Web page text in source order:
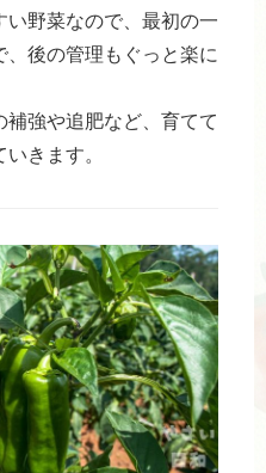
い野菜なので、最初の一
後の管理もぐっと楽に
強や追肥など、育てて
きます。